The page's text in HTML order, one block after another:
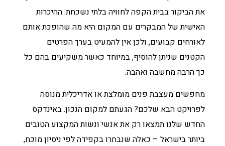
את הביקור בבית הקפה לחוויה בלתי נשכחת. ההיכרות
האישית של המבקרים עם המקום היא מה שהופכת אותם
לאורחים קבועים, ולכן אין להמעיט בערך הפרטים
הקטנים שניתן להוסיף, במיוחד כאשר משקיעים בהם כל
כך הרבה מחשבה ואהבה.
מחפשים מעצבת פנים מומלצת או אדריכלית מנוסה
לפרויקט הבא שלכם? הגעתם למקום הנכון. באינדקס
החדש שלנו תמצאו רק את אנשי ונשות המקצוע הטובים
ביותר בישראל – כאלה שנבחרו בקפידה לפי ניסיון מוכח,